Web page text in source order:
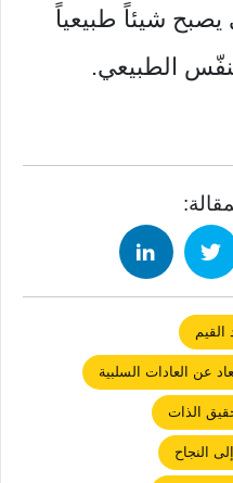
شيئاً طبيعياً
الطبيعي.
القيم
عن العادات السلبية
الذات
النجاح